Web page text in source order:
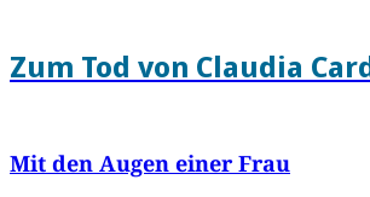
Zum Tod von Claudia
Mit den Augen einer Frau